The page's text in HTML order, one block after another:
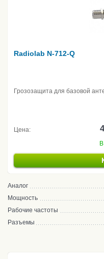
Radiolab N-712-Q
Грозозащита для базовой
Цена:
Аналог
Мощность
Рабочие частоты
Разъемы